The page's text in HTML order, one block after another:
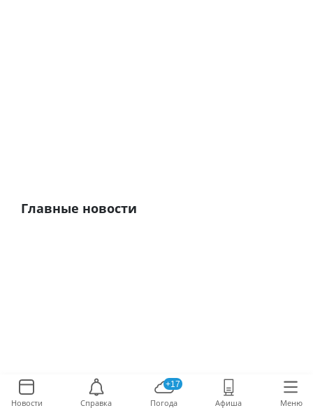
Главные новости
Новости Справка
+17
Погода Афиша Меню